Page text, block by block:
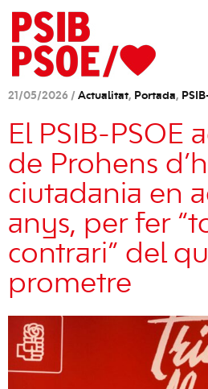
21/05/2026 / Actualitat, Portada,
El PSIB-PSOE
de Prohens
ciutadania en
anys, per fer
contrari” del
prometre